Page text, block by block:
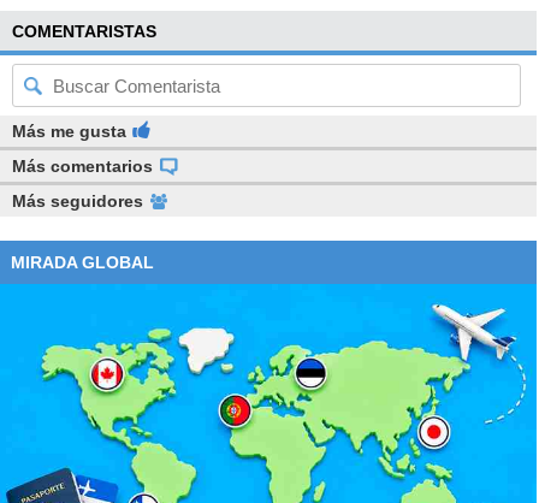
COMENTARISTAS
Más me gusta
Más comentarios
Más seguidores
MIRADA GLOBAL